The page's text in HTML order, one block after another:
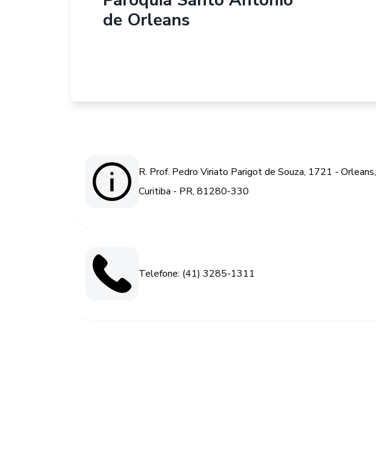
de Orleans
R. Prof. Pedro Viriato Parigot de Souza, 1721 - Orleans,
Curitiba - PR, 81280-330
Telefone: (41) 3285-1311